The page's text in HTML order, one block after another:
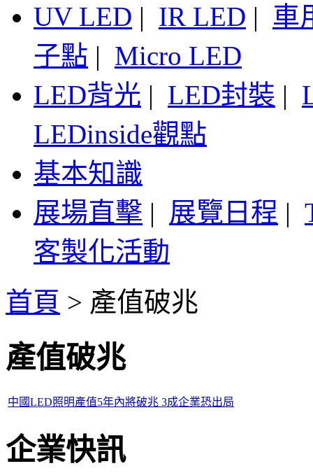
UV LED | IR LED | 車
子點 | Micro LED
LED背光 | LED封裝 |
LEDinside觀點
基本知識
展場直擊 | 展覽日程 |
客製化活動
首頁 > 產值破兆
產值破兆
中國LED照明產值5年內將破兆 3成企業恐出局
企業快訊